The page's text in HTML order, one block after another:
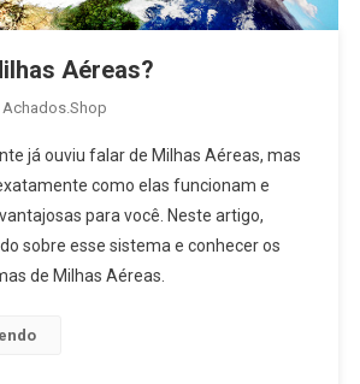
Aéreas?
Achados.Shop
já ouviu falar de Milhas Aéreas, mas
como elas funcionam e
para você. Neste artigo,
sobre esse sistema e conhecer os
de Milhas Aéreas.